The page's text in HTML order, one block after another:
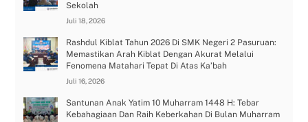
Sekolah
Juli 18, 2026
Rashdul Kiblat Tahun 2026 Di SMK Negeri 2 Pasuruan:
Memastikan Arah Kiblat Dengan Akurat Melalui
Fenomena Matahari Tepat Di Atas Ka’bah
Juli 16, 2026
Santunan Anak Yatim 10 Muharram 1448 H: Tebar
Kebahagiaan Dan Raih Keberkahan Di Bulan Muharram